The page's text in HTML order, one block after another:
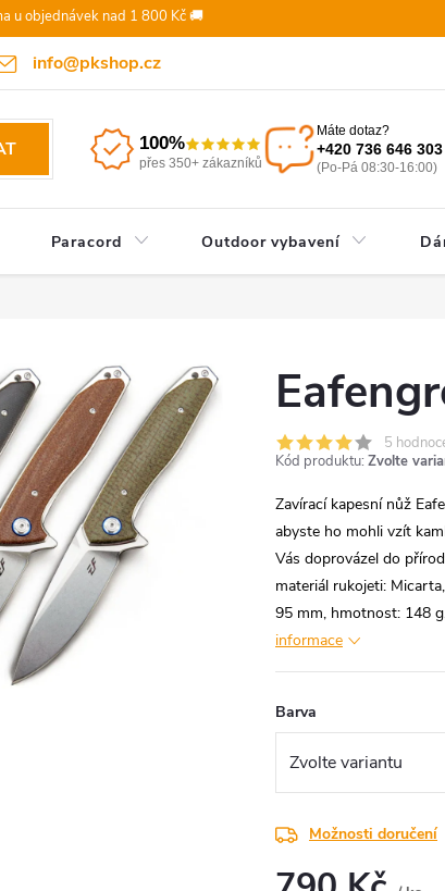
u objednávek nad 1 800 Kč 🚚
info@pkshop.czDoprava a platba
100%
přes 350+ zákazníků
Máte dotaz?
+420 736 646 303
(Po-Pá 08:30-16:00)
Paracord Outdoor vybavení
5
Kód produktu: Zvolte
Zavírací kapesní nůž
abyste ho mohli vzít
Vás doprovázel do
materiál rukojeti:
95 mm, hmotnost: 148
informace
Barva
Možnosti doručení